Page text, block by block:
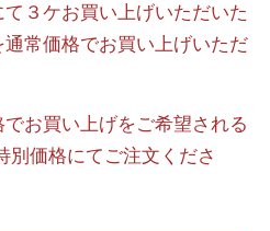
３ケお買い上げいただいた
常価格でお買い上げいただ
お買い上げをご希望される
別価格にてご注文くださ